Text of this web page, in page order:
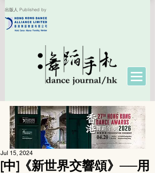
出版人 Published by
[中]《新世界交響頌》──用
Jul 15, 2024